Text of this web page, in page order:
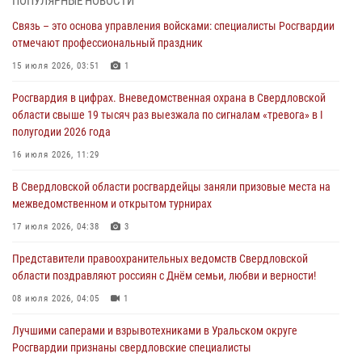
«Телекон»
30 июля 2026, 11:33
спартакиады «Динамо» памяти погибшего офицера милиции
Православные священники поддержали росгвардейцев в зоне СВО
Свердловские росгвардейцы завоевали медали на окружном
чемпионате по комплексному единоборству
Связь – это основа управления войсками: специалисты Росгвардии
отмечают профессиональный праздник
15 июля 2026, 03:51 1
Росгвардия в цифрах. Вневедомственная охрана в Свердловской
области свыше 19 тысяч раз выезжала по сигналам «тревога» в I
полугодии 2026 года
16 июля 2026, 11:29
В Свердловской области росгвардейцы заняли призовые места на
межведомственном и открытом турнирах
17 июля 2026, 04:38 3
Представители правоохранительных ведомств Свердловской
области поздравляют россиян с Днём семьи, любви и верности!
08 июля 2026, 04:05 1
Лучшими саперами и взрывотехниками в Уральском округе
Росгвардии признаны свердловские специалисты